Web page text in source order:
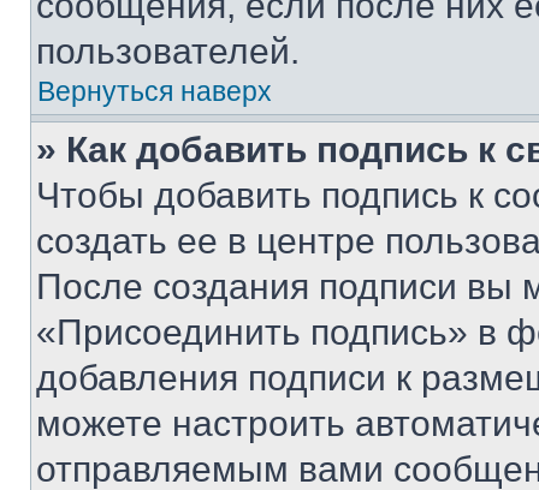
пользователей.
Вернуться наверх
» Как добавить подпись к
Чтобы добавить подпись к
создать ее в центре
После создания подписи вы
«Присоединить подпись» в
добавления подписи к
можете настроить
отправляемым вами